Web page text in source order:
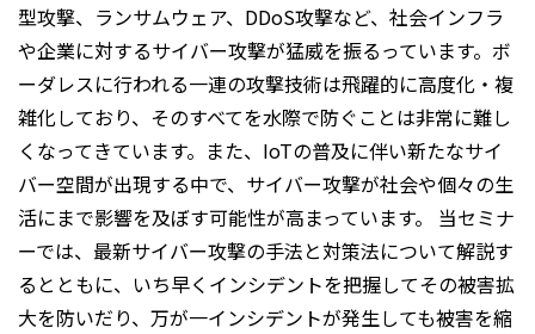
型攻撃、ランサムウェア、DDoS攻撃など、社会インフラ
や企業に対するサイバー攻撃が猛威を振るっています。ボ
ーダレスに行われる一連の攻撃技術は飛躍的に高度化・複
雑化しており、そのすべてを水際で防ぐことは非常に難し
くなってきています。また、IoTの普及に伴い新たなサイ
バー空間が出現する中で、サイバー攻撃が社会や個々の生
活にまで影響を及ぼす可能性が高まっています。 当セミナ
ーでは、最新サイバー攻撃の手法と対策法について解説す
るとともに、いち早くインシデントを把握してその被害拡
大を防いだり、万が一インシデントが発生しても被害を縮